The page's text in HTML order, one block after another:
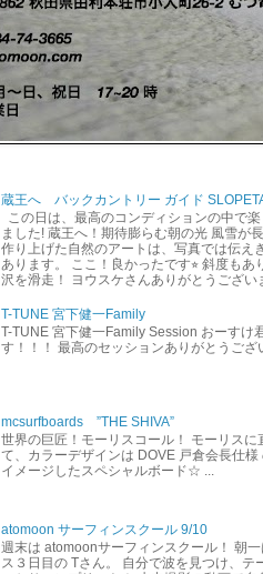
蔵王へ バックカントリー ガイド
この日は、最高のコンディションの中で
ました! 蔵王へ！期待膨らむ朝の光 風雪が
作り上げた自然のアートは、写真では伝え
あります。 ここ！良かったです⭐︎ 斜度もあ
沢を滑走！ ヨウスケさんありがとうござい
T-TUNE 宮下健一Family
T-TUNE 宮下健一Family Session おーすけ
す！！！ 最高のセッションありがとうご
mcsurfboards ”THE SHIVA”
世界の巨匠！モーリスコール！ モーリスに
て、カラーデザインは DOVE 戸倉会長仕様
イメージしたスペシャルボード☆ ...
atomoon サーフィンスクール 9/10
週末は atomoonサーフィンスクール！ 朝
ス３日目の Tさん。 自分で波を見つけ、テ